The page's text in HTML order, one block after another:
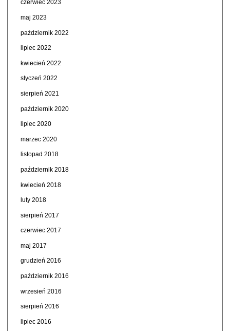
czerwiec 2023
maj 2023
październik 2022
lipiec 2022
kwiecień 2022
styczeń 2022
sierpień 2021
październik 2020
lipiec 2020
marzec 2020
listopad 2018
październik 2018
kwiecień 2018
luty 2018
sierpień 2017
czerwiec 2017
maj 2017
grudzień 2016
październik 2016
wrzesień 2016
sierpień 2016
lipiec 2016